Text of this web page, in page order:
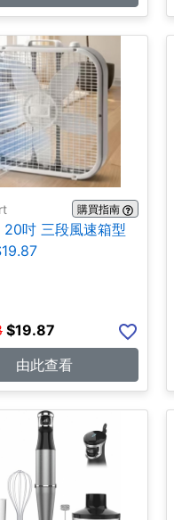
購買指南
吋 三段風速箱型
$19.87
由此查看